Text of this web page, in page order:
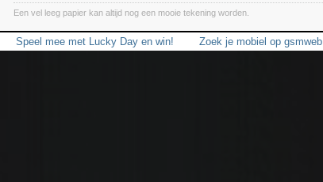
Een vel leeg papier kan altijd nog een mooie tekening worden.
Speel mee met Lucky Day en win! Zoek je mobiel op gsmweb